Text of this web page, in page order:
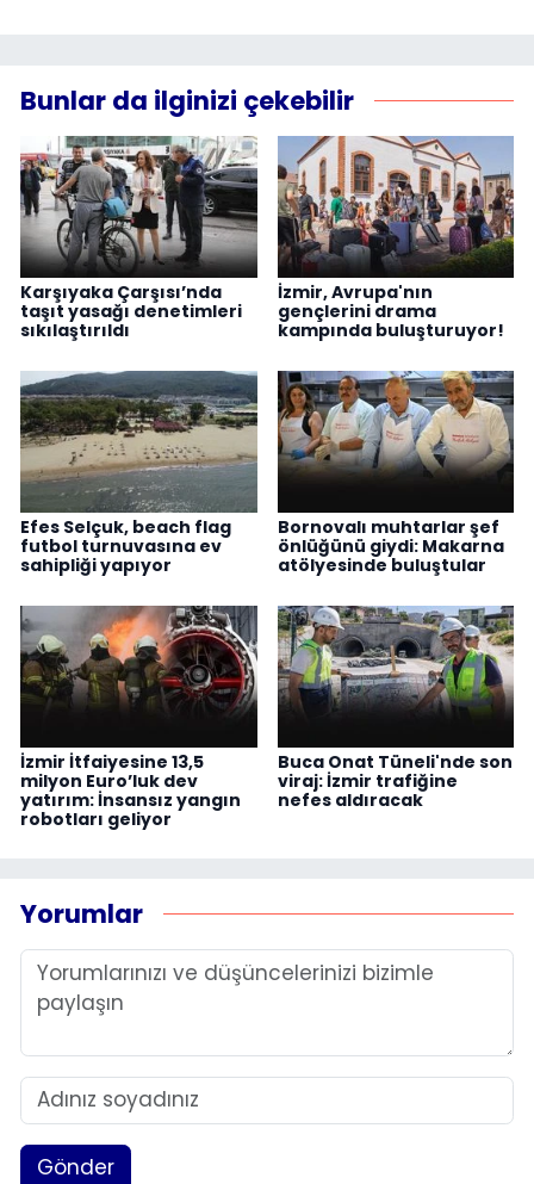
Bunlar da ilginizi çekebilir
Karşıyaka Çarşısı’nda
taşıt yasağı denetimleri
sıkılaştırıldı
İzmir, Avrupa'nın
gençlerini drama
kampında buluşturuyor!
Efes Selçuk, beach flag
futbol turnuvasına ev
sahipliği yapıyor
Bornovalı muhtarlar şef
önlüğünü giydi: Makarna
atölyesinde buluştular
İzmir İtfaiyesine 13,5
milyon Euro’luk dev
yatırım: İnsansız yangın
robotları geliyor
Buca Onat Tüneli'nde son
viraj: İzmir trafiğine
nefes aldıracak
Yorumlar
Gönder